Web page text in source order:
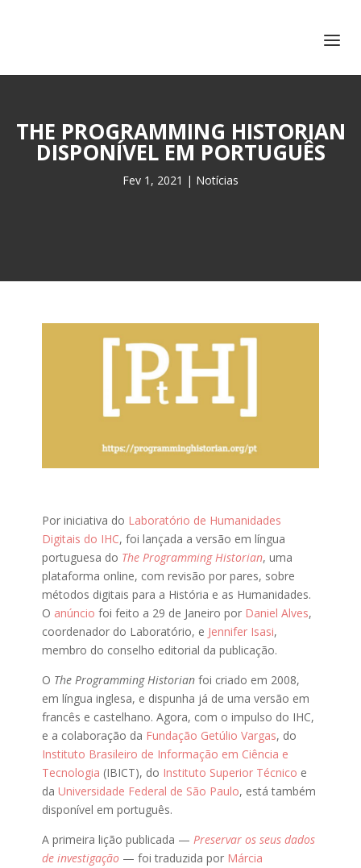
THE PROGRAMMING HISTORIAN
DISPONÍVEL EM PORTUGUÊS
Fev 1, 2021 | Notícias
Por iniciativa do Laboratório de Humanidades
Digitais do IHC, foi lançada a versão em língua
portuguesa do The Programming Historian, uma
plataforma online, com revisão por pares, sobre
métodos digitais para a História e as Humanidades.
O anúncio foi feito a 29 de Janeiro por Daniel Alves,
coordenador do Laboratório, e Jennifer Isasi,
membro do conselho editorial da publicação.
O The Programming Historian foi criado em 2008,
em língua inglesa, e dispunha já de uma versão em
francês e castelhano. Agora, com o impulso do IHC,
e a colaboração da Fundação Getúlio Vargas, do
Instituto Brasileiro de Informação em Ciência e
Tecnologia (IBICT), do Instituto Superior Técnico e
daUniversidade Federal de São Paulo, está também
disponível em português.
A primeira lição publicada —Preservar os seus dados
de investigação — foi traduzida por Márcia